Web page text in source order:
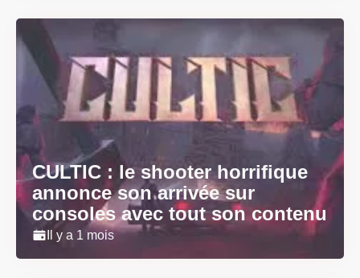
CULTIC : le shooter horrifique
annonce son arrivée sur
consoles avec tout son contenu
Il y a 1 mois